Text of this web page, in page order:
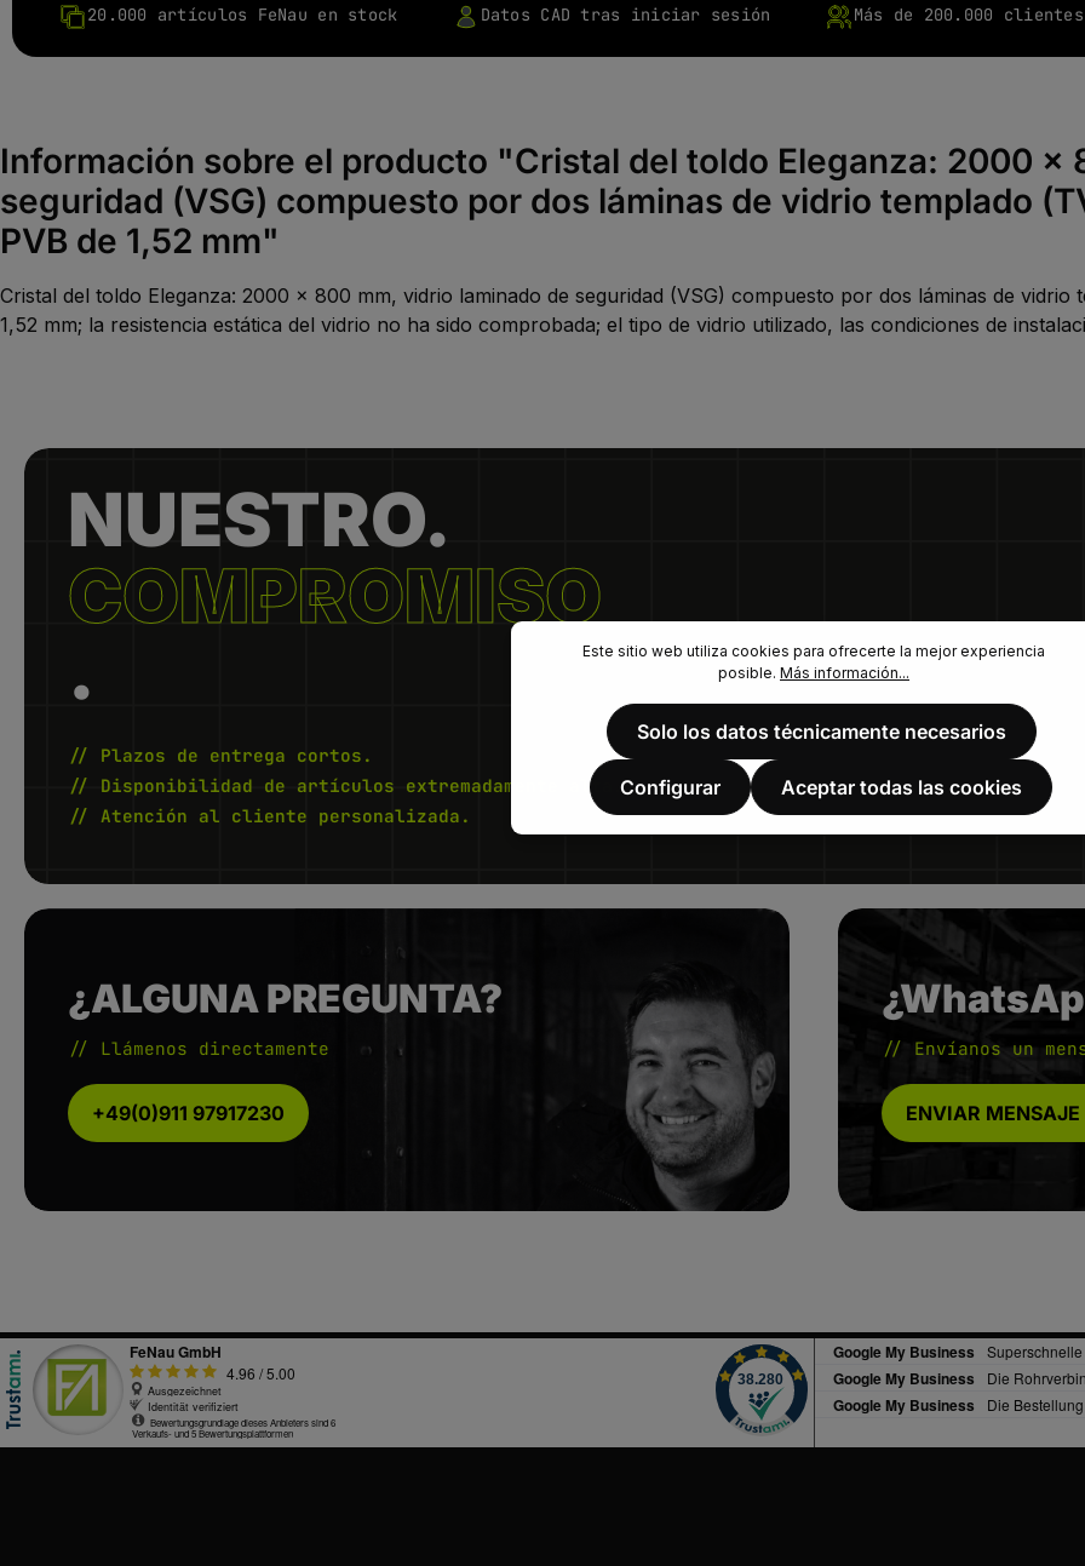
20.000 artículos FeNau en stock Datos CAD tras iniciar sesión Más de 200.000
Información sobre el producto "Cristal del toldo Eleganza: 2000 x
seguridad (VSG) compuesto por dos láminas de vidrio templado
PVB de 1,52 mm"
Cristal del toldo Eleganza: 2000 x 800 mm, vidrio laminado de seguridad (VSG) compuesto por dos láminas de
1,52 mm; la resistencia estática del vidrio no ha sido comprobada; el tipo de vidrio utilizado, las condiciones de
NUESTRO.
COMPROMISO
.
// Plazos de entrega cortos.
// Disponibilidad de artículos extremadamente alta.
// Atención al cliente personalizada.
¿ALGUNA PREGUNTA?
// Llámenos directamente
+49(0)911 97917230
// Envíanos un
ENVIAR
Este sitio web utiliza cookies para ofrecerte la mejor experiencia
posible. Más información...
Solo los datos técnicamente necesarios
Configurar Aceptar todas las cookies